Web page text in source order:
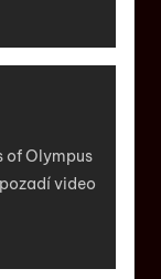
of Olympus
video